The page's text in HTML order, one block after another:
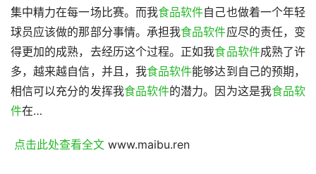
集中精力在每一场比赛。而我食品软件自己也做着一个年轻
球员应该做的那部分事情。承担我食品软件应尽的责任，变
得更加的成熟，去经历这个过程。正如我食品软件成熟了许
多，越来越自信，并且，我食品软件能够达到自己的预期，
相信可以充分的发挥我食品软件的潜力。因为这是我食品软
件在…
点击此处查看全文 www.maibu.ren